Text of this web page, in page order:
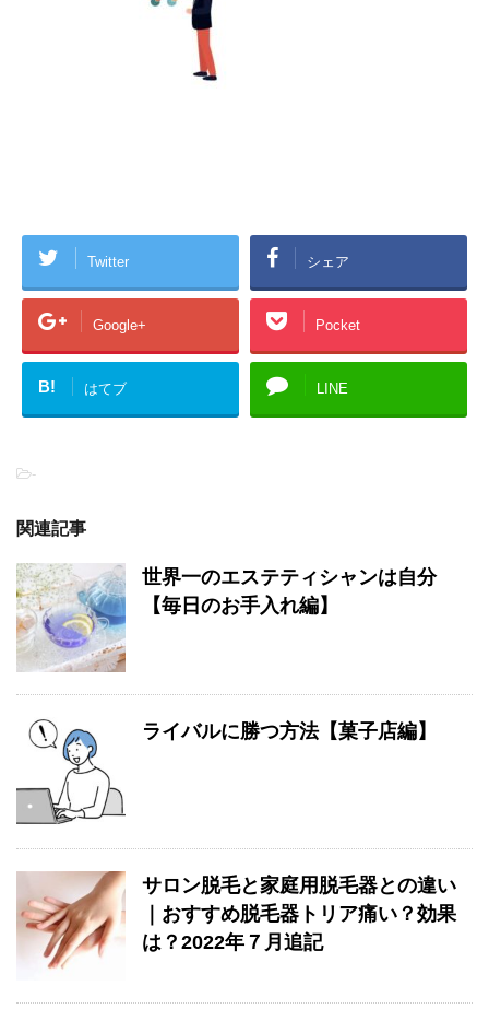
Twitter シェア
Google+ Pocket
B! はてブ LINE
-
関連記事
世界一のエステティシャンは自分
【毎日のお手入れ編】
ライバルに勝つ方法【菓子店編】
サロン脱毛と家庭用脱毛器との違い
｜おすすめ脱毛器トリア痛い？効果
は？2022年７月追記